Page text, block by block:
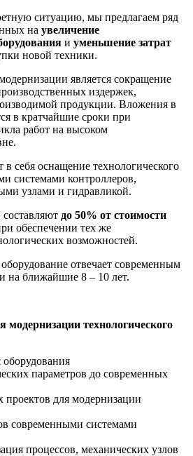
ситуацию, мы предлагаем ряд
на увеличение
и уменьшение затрат
новой техники.
является сокращение
издержек,
продукции. Вложения в
в кратчайшие сроки при
работ на высоком
себя оснащение технологического
системами контроллеров,
узлами и гидравликой.
составляют до 50% от стоимости
обеспечении тех же
возможностей.
отвечает современным
на ближайшие 8 – 10 лет.
технологического
параметров до современных
проектов для модернизации
современными системами
процессов, механических узлов